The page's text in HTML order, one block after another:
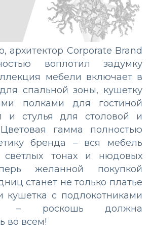
архитектор Corporate Brand
воплотил задумку
мебели включает в
спальной зоны, кушетку
полками для гостиной
и стулья для столовой и
гамма полностью
бренда – вся мебель
тонах и нюдовых
желанной покупкой
станет не только платье
кушетка с подлокотниками
– роскошь должна
во всем!